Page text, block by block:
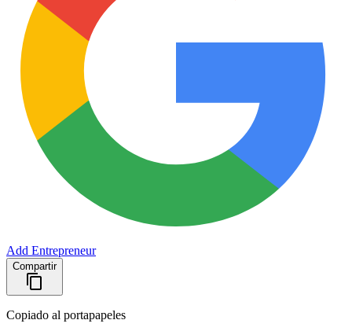
Add Entrepreneur
Compartir
Copiado al portapapeles